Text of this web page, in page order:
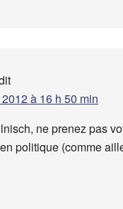
à 16 h 50 min
ne prenez pas
politique (comme